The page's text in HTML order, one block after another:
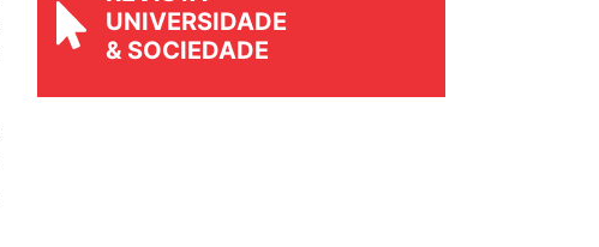
REVISTA
UNIVERSIDADE